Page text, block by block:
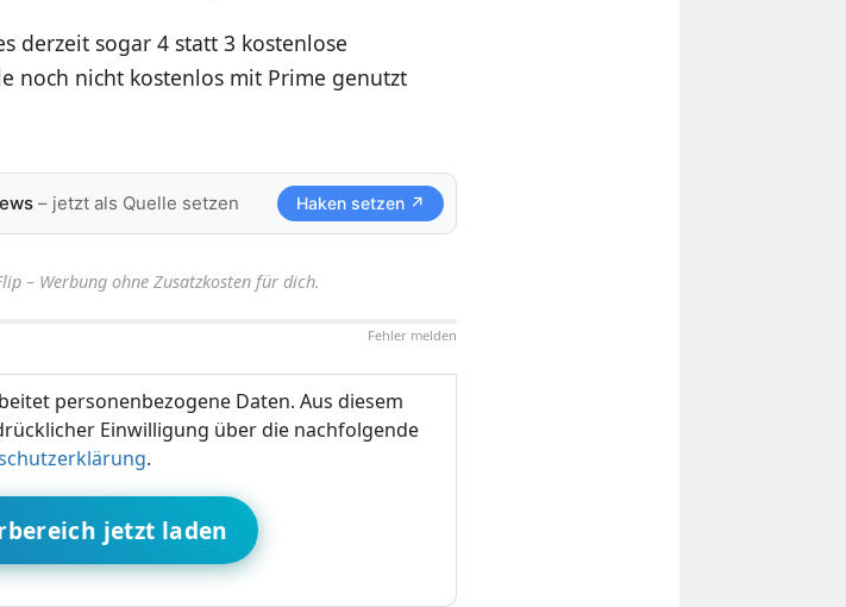
derzeit sogar 4 statt 3 kostenlose
noch nicht kostenlos mit Prime genutzt
– jetzt als Quelle setzen Haken setzen ↗
– Werbung ohne Zusatzkosten für dich.
Fehler melden
personenbezogene Daten. Aus diesem
Einwilligung über die nachfolgende
.
jetzt laden